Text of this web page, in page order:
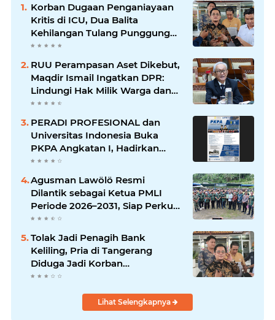
Korban Dugaan Penganiayaan
Kritis di ICU, Dua Balita
Kehilangan Tulang Punggung
Keluarga
RUU Perampasan Aset Dikebut,
Maqdir Ismail Ingatkan DPR:
Lindungi Hak Milik Warga dan
Cegah Penyalahgunaan
PERADI PROFESIONAL dan
Universitas Indonesia Buka
PKPA Angkatan I, Hadirkan
Pengajar Elite Penegak Hukum
dan Akademisi
Agusman Lawölö Resmi
Dilantik sebagai Ketua PMLI
Periode 2026–2031, Siap Perkuat
Persatuan Marga Lawölö
Tolak Jadi Penagih Bank
Keliling, Pria di Tangerang
Diduga Jadi Korban
Pengeroyokan dan Kekerasan,
Lihat Selengkapnya